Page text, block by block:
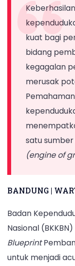
kuat bagi
bidang
kegagalan
merusak
satu
(engine of
BANDUNG |
Badan
Nasional
Blueprint
untuk menjadi